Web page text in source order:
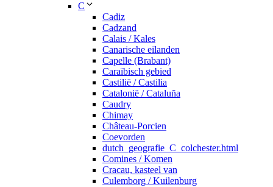
C
Cadiz
Cadzand
Calais / Kales
Canarische eilanden
Capelle (Brabant)
Caraïbisch gebied
Castilië / Castilia
Catalonië / Cataluña
Caudry
Chimay
Château-Porcien
Coevorden
dutch_geografie_C_colchester.html
Comines / Komen
Cracau, kasteel van
Culemborg / Kuilenburg